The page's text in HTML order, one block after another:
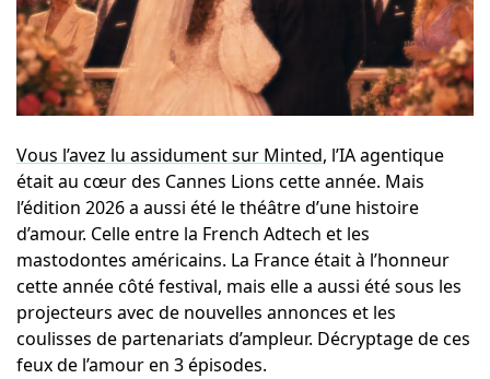
Vous l’avez lu assidument sur Minted, l’IA agentique
était au cœur des Cannes Lions cette année. Mais
l’édition 2026 a aussi été le théâtre d’une histoire
d’amour. Celle entre la French Adtech et les
mastodontes américains. La France était à l’honneur
cette année côté festival, mais elle a aussi été sous les
projecteurs avec de nouvelles annonces et les
coulisses de partenariats d’ampleur. Décryptage de ces
feux de l’amour en 3 épisodes.